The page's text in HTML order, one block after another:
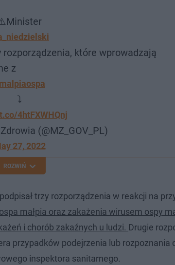
które wprowadzają
z
⤵️
4htFXWHQnj
(@MZ_GOV_PL)
27, 2022
ROZWIŃ
podpisał trzy rozporządzenia w reakcji na
ospa małpia oraz zakażenia wirusem ospy
i chorób zakaźnych u ludzi. Drugie
przypadków podejrzenia lub rozpoznania
inspektora sanitarnego.